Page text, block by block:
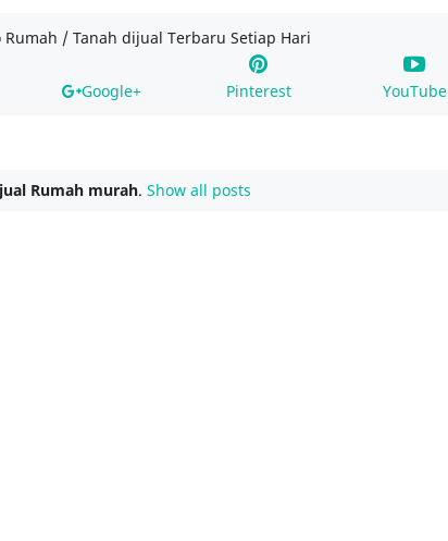
/ Tanah dijual Terbaru Setiap Hari
Google+ Pinterest YouTube
Rumah murah. Show all posts